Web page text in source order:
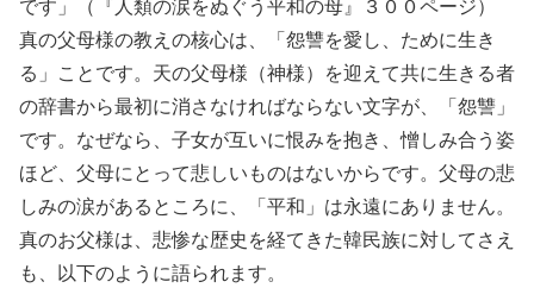
です」（『人類の涙をぬぐう平和の母』３００ページ）
真の父母様の教えの核心は、「怨讐を愛し、ために生き
る」ことです。天の父母様（神様）を迎えて共に生きる者
の辞書から最初に消さなければならない文字が、「怨讐」
です。なぜなら、子女が互いに恨みを抱き、憎しみ合う姿
ほど、父母にとって悲しいものはないからです。父母の悲
しみの涙があるところに、「平和」は永遠にありません。
真のお父様は、悲惨な歴史を経てきた韓民族に対してさえ
も、以下のように語られます。